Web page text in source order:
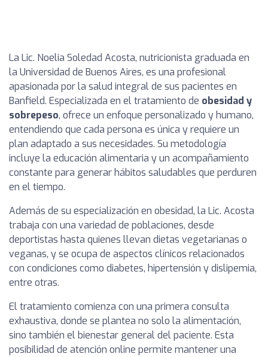
La Lic. Noelia Soledad Acosta, nutricionista graduada en
la Universidad de Buenos Aires, es una profesional
apasionada por la salud integral de sus pacientes en
Banfield. Especializada en el tratamiento de obesidad y
sobrepeso, ofrece un enfoque personalizado y humano,
entendiendo que cada persona es única y requiere un
plan adaptado a sus necesidades. Su metodología
incluye la educación alimentaria y un acompañamiento
constante para generar hábitos saludables que perduren
en el tiempo.
Además de su especialización en obesidad, la Lic. Acosta
trabaja con una variedad de poblaciones, desde
deportistas hasta quienes llevan dietas vegetarianas o
veganas, y se ocupa de aspectos clínicos relacionados
con condiciones como diabetes, hipertensión y dislipemia,
entre otras.
El tratamiento comienza con una primera consulta
exhaustiva, donde se plantea no solo la alimentación,
sino también el bienestar general del paciente. Esta
posibilidad de atención online permite mantener una